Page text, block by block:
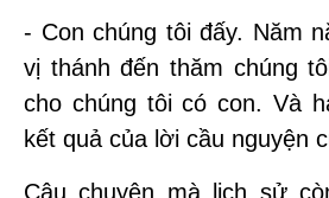
- Con chúng tôi đấy. Năm
vị thánh đến thăm chúng
cho chúng tôi có con. Và
kết quả của lời cầu nguyện
Câu chuyện mà lịch sử